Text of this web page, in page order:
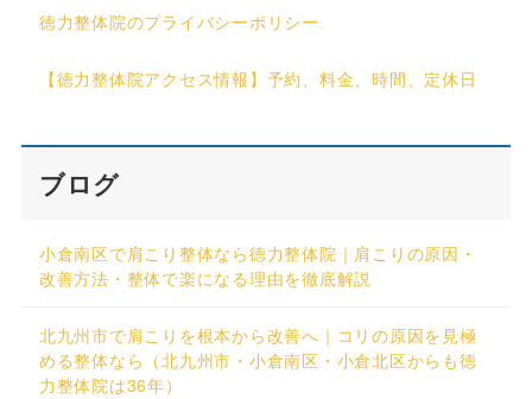
徳力整体院のプライバシーポリシー
【徳力整体院アクセス情報】予約、料金、時間、定休日
ブログ
小倉南区で肩こり整体なら徳力整体院｜肩こりの原因・
改善方法・整体で楽になる理由を徹底解説
北九州市で肩こりを根本から改善へ｜コリの原因を見極
める整体なら（北九州市・小倉南区・小倉北区からも徳
力整体院は36年）